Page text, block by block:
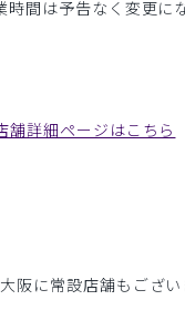
間は予告なく変更に
舗詳細ページはこちら
阪に常設店舗もござい